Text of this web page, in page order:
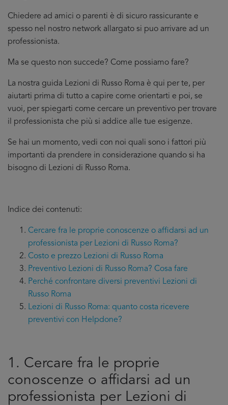
Chiedere ad amici o parenti è di sicuro rassicurante e
spesso nel nostro network allargato si puo arrivare ad un
professionista.
Ma se questo non succede? Come possiamo fare?
La nostra guida Lezioni di Russo Roma è qui per te, per
aiutarti prima di tutto a capire come orientarti e poi, se
vuoi, per spiegarti come cercare un preventivo per trovare
il professionista che più si addice alle tue esigenze.
Se hai un momento, vedi con noi quali sono i fattori più
importanti da prendere in considerazione quando si ha
bisogno di Lezioni di Russo Roma.
Indice dei contenuti:
Cercare fra le proprie conoscenze o affidarsi ad un
professionista per Lezioni di Russo Roma?
Costo e prezzo Lezioni di Russo Roma
Preventivo Lezioni di Russo Roma? Cosa fare
Perché confrontare diversi preventivi Lezioni di
Russo Roma
Lezioni di Russo Roma: quanto costa ricevere
preventivi con Helpdone?
1. Cercare fra le proprie
conoscenze o affidarsi ad un
professionista per Lezioni di